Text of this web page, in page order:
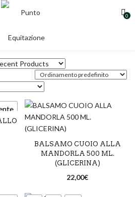
0
BALSAMO CUOIO ALLA
MANDORLA 500 ML.
(GLICERINA)
22,00€